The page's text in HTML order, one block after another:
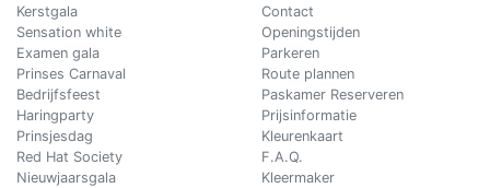
Kerstgala
Sensation white
Examen gala
Prinses Carnaval
Bedrijfsfeest
Haringparty
Prinsjesdag
Red Hat Society
Nieuwjaarsgala
Contact
Openingstijden
Parkeren
Route plannen
Paskamer Reserveren
Prijsinformatie
Kleurenkaart
F.A.Q.
Kleermaker